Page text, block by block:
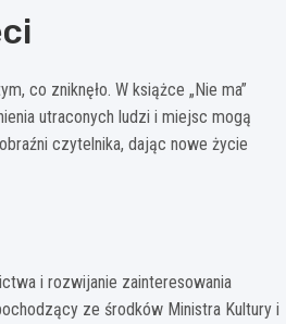
co zniknęło. W książce „Nie ma”
utraconych ludzi i miejsc mogą
czytelnika, dając nowe życie
i rozwijanie zainteresowania
ze środków Ministra Kultury i